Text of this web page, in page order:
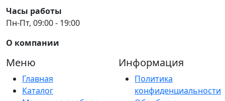
Часы работы
Пн-Пт, 09:00 - 19:00
О компании
Меню
Главная
Каталог
Информация
Политика
конфиденциальности